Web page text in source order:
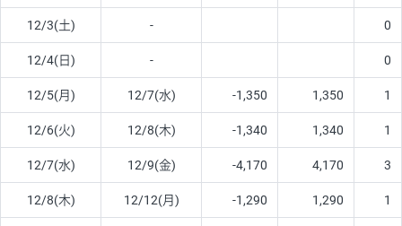
12/3(土) - 0
12/4(日) - 0
12/5(月) 12/7(水) -1,350 1,350 1
12/6(火) 12/8(木) -1,340 1,340 1
12/7(水) 12/9(金) -4,170 4,170 3
12/8(木) 12/12(月) -1,290 1,290 1